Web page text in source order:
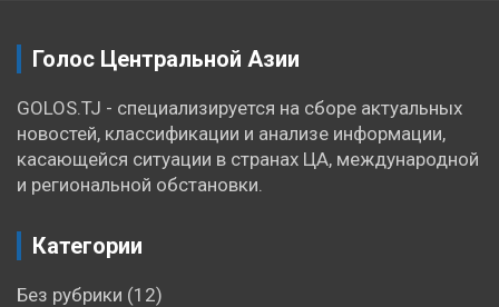
Голос Центральной Азии
GOLOS.TJ - специализируется на сборе актуальных
новостей, классификации и анализе информации,
касающейся ситуации в странах ЦА, международной
и региональной обстановки.
Категории
Без рубрики (12)